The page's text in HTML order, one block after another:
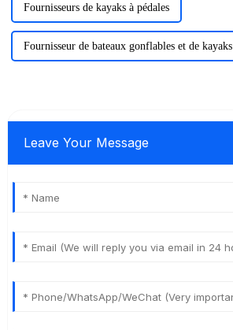
Fournisseurs de kayaks à pédales
Fournisseur de bateaux gonflables et de kayaks
Leave Your Message